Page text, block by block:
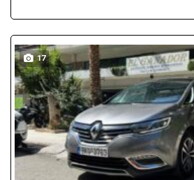
17